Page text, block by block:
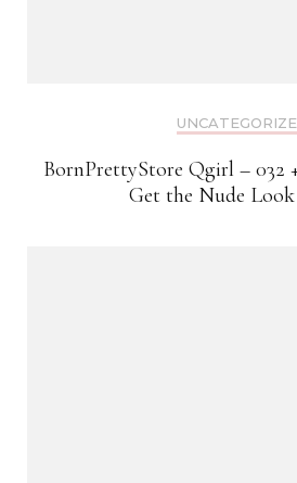
BornPrettyStore Qgirl – 032
Get the Nude Look